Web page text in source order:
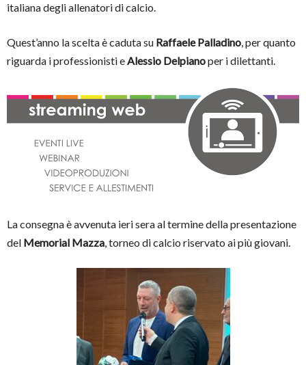
italiana degli allenatori di calcio.
Quest’anno la scelta è caduta su Raffaele Palladino, per quanto
riguarda i professionisti eAlessio Delpianoper i dilettanti.
La consegna è avvenuta ieri sera al termine della presentazione
del Memorial Mazza, torneo di calcio riservato ai più giovani.